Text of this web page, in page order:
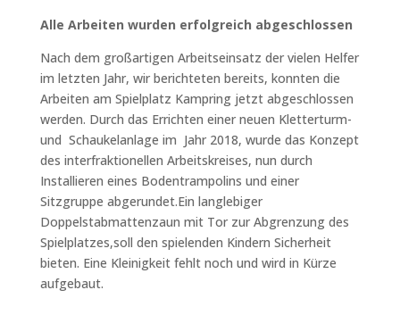
Alle Arbeiten wurden erfolgreich abgeschlossen
Nach dem großartigen Arbeitseinsatz der vielen Helfer
im letzten Jahr, wir berichteten bereits, konnten die
Arbeiten am Spielplatz Kampring jetzt abgeschlossen
werden. Durch das Errichten einer neuen Kletterturm-
und Schaukelanlage im Jahr 2018, wurde das Konzept
des interfraktionellen Arbeitskreises, nun durch
Installieren eines Bodentrampolins und einer
Sitzgruppe abgerundet.Ein langlebiger
Doppelstabmattenzaun mit Tor zur Abgrenzung des
Spielplatzes,soll den spielenden Kindern Sicherheit
bieten. Eine Kleinigkeit fehlt noch und wird in Kürze
aufgebaut.